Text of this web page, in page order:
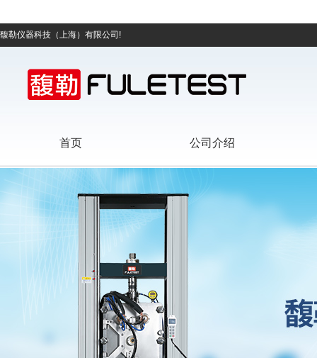
馥勒仪器科技（上海）有限公司!
首页 公司介绍